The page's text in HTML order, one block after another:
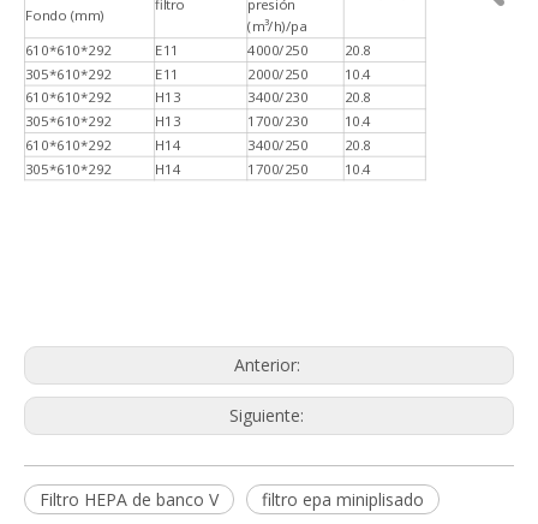
Fondo (mm)
(m³/h)/pa
610*610*292 E11 4000/250
20.8
305*610*292
E11 2000/250 10.4
610*610*292 H13 3400/230 20.8
305*610*292 H13 1700/230 10.4
610*610*292 H14 3400/250 20.8
305*610*292 H14 1700/250 10.4
Anterior:
Siguiente:
Filtro HEPA de banco V
filtro epa miniplisado